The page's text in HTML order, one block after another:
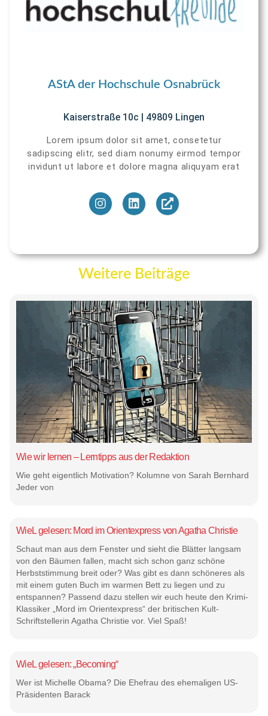
AStA der Hochschule Osnabrück
Kaiserstraße 10c | 49809 Lingen
Lorem ipsum dolor sit amet, consetetur
sadipscing elitr, sed diam nonumy eirmod tempor
invidunt ut labore et dolore magna aliquyam erat
Weitere Beiträge
Wie wir lernen – Lerntipps aus der Redaktion
Wie geht eigentlich Motivation? Kolumne von Sarah Bernhard
Jeder von
WieL gelesen: Mord im Orientexpress von Agatha Christie
Schaut man aus dem Fenster und sieht die Blätter langsam
von den Bäumen fallen, macht sich schon ganz schöne
Herbststimmung breit oder? Was gibt es dann schöneres als
mit einem guten Buch im warmen Bett zu liegen und zu
entspannen? Passend dazu stellen wir euch heute den Krimi-
Klassiker „Mord im Orientexpress“ der britischen Kult-
Schriftstellerin Agatha Christie vor. Viel Spaß!
WieL gelesen: „Becoming“
Wer ist Michelle Obama? Die Ehefrau des ehemaligen US-
Präsidenten Barack